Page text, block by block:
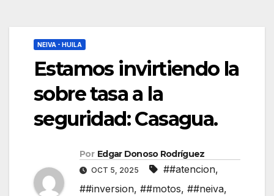
NEIVA - HUILA
Estamos invirtiendo la
sobre tasa a la
seguridad: Casagua.
Por Edgar Donoso Rodríguez
OCT 5, 2025 ##atencion,
##inversion, ##motos, ##neiva,